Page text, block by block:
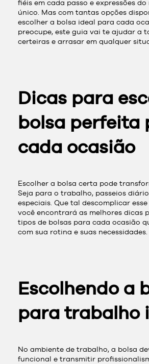
fiéis em cada passo e expressões do
único. Mas com tantas opções
escolher a bolsa ideal para cada
preocupe, este guia vai te ajudar a
certeiras e arrasar em qualquer
Dicas para
bolsa perfeita
cada ocasião
Escolher a bolsa certa pode
Seja para o trabalho, passeios
especiais. Que tal descomplicar
você encontrará as melhores dicas
tipos de bolsas para cada ocasião
com sua rotina e suas necessidades.
Escolhendo a
para trabalho
No ambiente de trabalho, a bolsa
funcional e transmitir